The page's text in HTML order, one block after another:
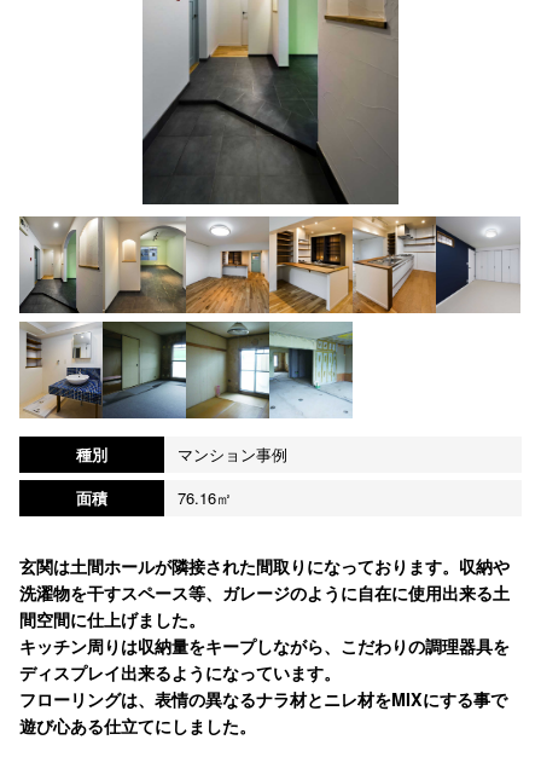
種別
マンション事例
面積
76.16㎡
玄関は土間ホールが隣接された間取りになっております。収納や
洗濯物を干すスペース等、ガレージのように自在に使用出来る土
間空間に仕上げました。
キッチン周りは収納量をキープしながら、こだわりの調理器具を
ディスプレイ出来るようになっています。
フローリングは、表情の異なるナラ材とニレ材をMIXにする事で
遊び心ある仕立てにしました。